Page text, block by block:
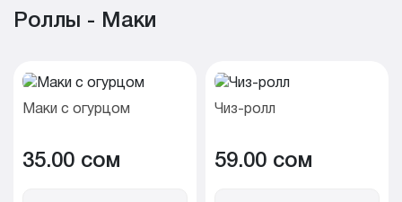
Роллы - Маки
Маки с огурцом
35.00 cом
Чиз-ролл
59.00 cом